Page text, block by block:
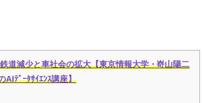
道減少と車社会の拡大【東京情報大学・嵜山陽二
AIﾃﾞｰﾀｻｲｴﾝｽ講座】